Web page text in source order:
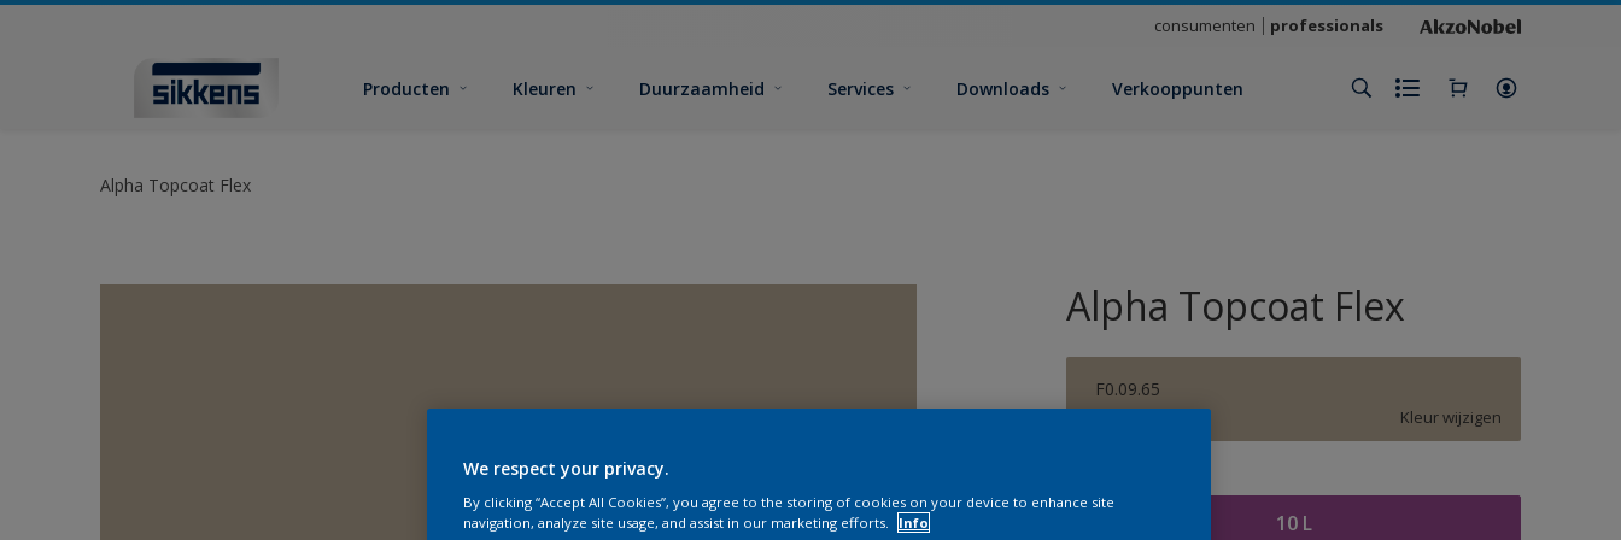
consumenten professionals
Producten Kleuren Duurzaamheid Services Downloads Verkooppunten
Alpha Topcoat Flex
Alpha Topcoat Flex
F0.09.65
Kleur wijzigen
10 L
We respect your privacy.
By clicking “Accept All Cookies”, you agree to the storing of cookies on your device to enhance site
navigation, analyze site usage, and assist in our marketing efforts.
Info